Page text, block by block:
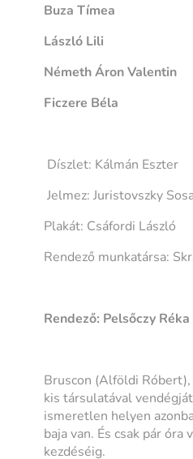
Buza Tímea
László Lili
Németh Áron Valentin
Ficzere Béla
Díszlet: Kálmán Eszter
Jelmez: Juristovszky
Plakát: Csáfordi László
Rendező munkatársa:
Rendező: Pelsőczy Réka
Bruscon (Alföldi Róbert),
kis társulatával
ismeretlen helyen
baja van. És csak pár óra
kezdéséig.